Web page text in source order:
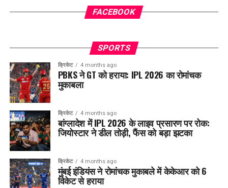
FACEBOOK
SPORTS
क्रिकेट 4 months ago
PBKS ने GT को हराया: IPL 2026 का रोमांचक
मुकाबला
क्रिकेट 4 months ago
बांग्लादेश में IPL 2026 के लाइव प्रसारण पर रोक:
जियोस्टार ने डील तोड़ी, फैंस को बड़ा झटका
क्रिकेट 4 months ago
मुंबई इंडियंस ने रोमांचक मुकाबले में केकेआर को 6
विकेट से हराया